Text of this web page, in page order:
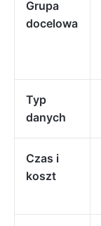
Grupa
docelowa
Typ
danych
Czas i
koszt